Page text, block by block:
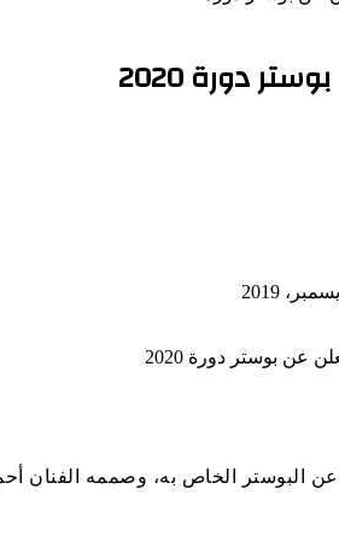
دورة 2020
الخاص به، وصممه الفنان أحمد حسن،